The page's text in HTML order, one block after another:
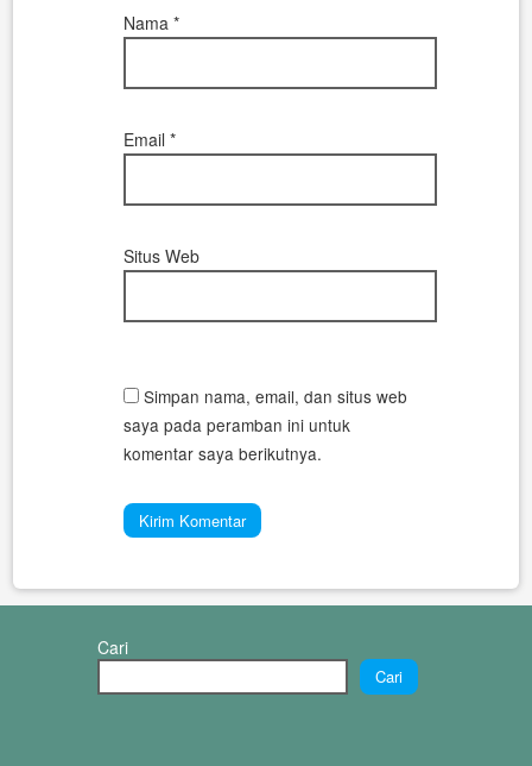
Nama*
Email*
Situs Web
Simpan nama, email, dan situs web
saya pada peramban ini untuk
komentar saya berikutnya.
Cari
Cari